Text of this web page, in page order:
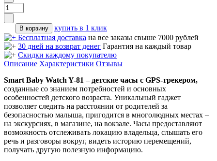
купить в 1 клик
Бесплатная доставка на все заказы свыше 7000 рублей
30 дней на возврат денег Гарантия на каждый товар
Скидки каждому покупателю
Описание Характеристики Отзывы
Smart Baby Watch Y-81 – детские часы с GPS-трекером,
созданные со знанием потребностей и основных
особенностей детского возраста. Уникальный гаджет
позволяет следить на расстоянии от родителей за
безопасностью малыша, пригодится в многолюдных местах –
на экскурсиях, в магазине, на вокзале. Часы предоставляют
возможность отслеживать локацию владельца, слышать его
речь и разговоры вокруг, видеть историю перемещений,
получать другую полезную информацию.